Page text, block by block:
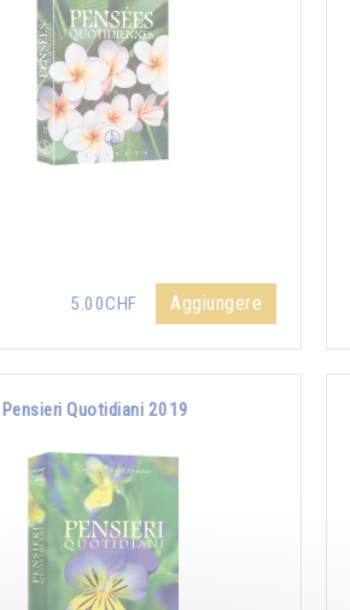
5.00CHF Aggiungere
Pensieri Quotidiani 2019